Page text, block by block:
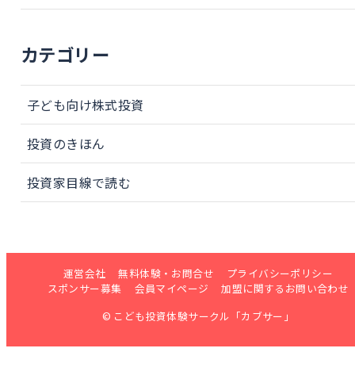
カテゴリー
子ども向け株式投資
投資のきほん
投資家目線で読む
運営会社 無料体験・お問合せ
プライバシーポリシー
スポンサー募集
会員マイページ
加盟に関するお問い合わせ
© こども投資体験サークル「カブサー」